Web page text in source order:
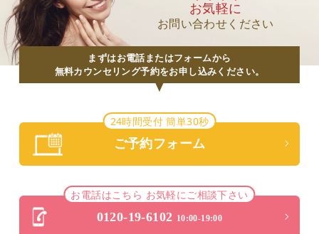
お気軽に
お問い合わせください
まずはお電話またはフォームから
無料カウンセリング予約をお申し込みください。
24時間受付 簡単30秒
ご予約フォーム
お電話はこちら お気軽にご相談下さい
0120-19-6102 10:00-19:00